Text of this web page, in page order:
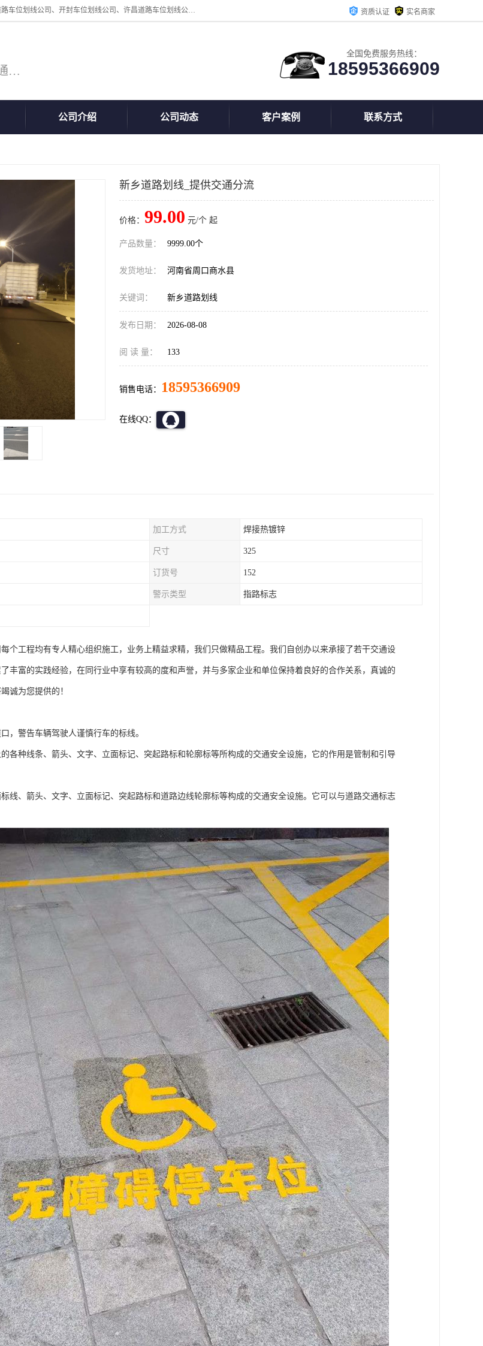
周口中为交通设施工程有限公司是一家洛阳道路划线公司、郑州道路划线公司、平顶山道路车位划线公司、开封车位划线公司、许昌道路车位划线公司、漯河道路车位划线公司，公司始终坚持“诚信、匠心、专注”的宗旨；我们的经营理念是：的服务。 资质认证 实名商家
专注道路标线施工，专业的道路标线及交通设施施工服务商!
全国免费服务热线：
18595366909
公司介绍 公司动态 客户案例 联系方式
新乡道路划线_提供交通分流
价格： 99.00 元/个 起
产品数量： 9999.00个
发货地址： 河南省周口商水县
关键词： 新乡道路划线
发布日期： 2026-08-08
阅 读 量： 133
销售电话： 18595366909
在线QQ：
加工方式 焊接热镀锌
尺寸 325
订货号 152
警示类型 指路标志
个工程均有专人精心组织施工，业务上精益求精，我们只做精品工程。我们自创办以来承接了若干交通设
丰富的实践经验，在同行业中享有较高的度和声誉，并与多家企业和单位保持着良好的合作关系，真诚的
诚为您提供的！
，警告车辆驾驶人谨慎行车的标线。
各种线条、箭头、文字、立面标记、突起路标和轮廓标等所构成的交通安全设施，它的作用是管制和引导
线、箭头、文字、立面标记、突起路标和道路边线轮廓标等构成的交通安全设施。它可以与道路交通标志